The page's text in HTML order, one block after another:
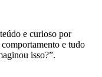
e curioso por
e tudo
isso?”.